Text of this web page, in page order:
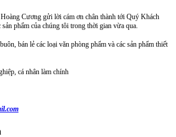
Cương gửi lời cám ơn chân thành tới Quý Khách
phẩm của chúng tôi trong thời gian vừa qua.
bán lẻ các loại văn phòng phẩm và các sản phẩm thiết
cá nhân làm chính